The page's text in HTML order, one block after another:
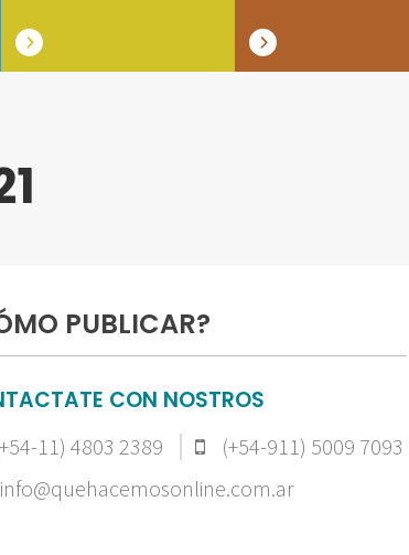
PUBLICAR?
CON NOSTROS
11) 4803 2389
(+54-911) 5009 7093
info@quehacemosonline.com.ar